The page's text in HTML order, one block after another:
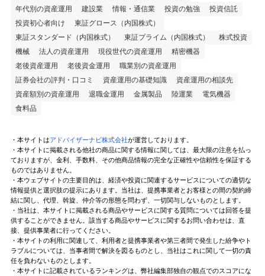
年代別の資産運用
建設業 情報・通信業 投資の勉強
投資信託
投資初心者向け
東証グロース（内国株式）
東証スタンダード（内国株式）
東証プライム（内国株式）
株式投資
機械
法人の資産運用 現役世代の資産運用
精密機器
老後資産運用
老後資金運用
職業別の資産運用
証券会社の評判・口コミ
資産運用の基礎知識
資産運用の相談先
資産額別の資産運用
退職金運用 金属製品 陸運業
電気機器
食料品
・本サイトはアドバイザーナビ株式会社が運営しております。
・本サイトに掲載される他社の商品に関する情報に関しては、最大限の注意を払っ
ておりますが、金利、手数料、その他商品情報の完全な正確性や信頼性を保証する
ものではありません。
・本ウェブサイトの主要目的は、経済や投資に関連するサービスについての適切な
情報提供と選択肢の提示にあります。当社は、提携事業者とお客様との間の契約締
結に関し、代理、斡旋、仲介等の形態を問わず、一切関与しないものとします。
・当社は、本サイトに掲載される商品やサービスに関する質問については回答を提
供することができません。該当する商品やサービスに関するお問い合わせは、直
接、提供事業者に行ってください。
・本サイトの利用に関連して、利用者と提携事業者や第三者間で発生した紛争やト
ラブルについては、当事者間で解決を図るものとし、当社はこれに関して一切の責
任を負わないものとします。
・本サイトに記載されているランキングは、弊社編集部独自の観点でのスコアにな